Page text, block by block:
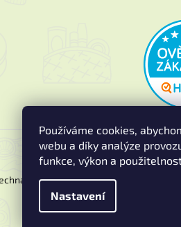
Používáme cookies,
webu a díky analýze
funkce, výkon a
Nastavení
práva vyhrazena.Upravit nastavení